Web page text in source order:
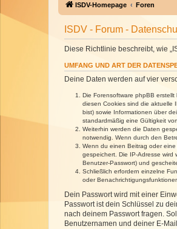
ISDV-Homepage Foren
ISDV - Forum -
Diese Richtlinie beschreibt, wie
UMFANG UND ART DER
Deine Daten werden auf vier
Die Forensoftware phpBB
diesen Cookies sind die aktuelle
bist) sowie Informationen über
standardmäßig eine Gültigkeit
Weiterhin werden die Daten
notwendig. Wenn durch den
Wenn du einen Beitrag oder
gespeichert. Die IP-Adresse
Benutzer-Passwort) und
Schließlich erfordern einzelne
oder
Dein Passwort wird mit einer
Passwort ist dein Schlüssel zu
nach deinem Passwort fragen.
Benutzernamen und deiner E-